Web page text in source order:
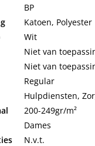
BP
Katoen, Polyester
Wit
Niet van
Niet van
Regular
Hulpdiensten,
200-249gr/m²
Dames
N.v.t.